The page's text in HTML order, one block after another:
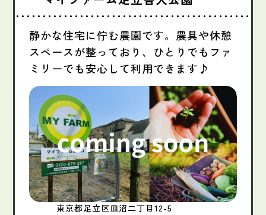
静かな住宅に佇む農園です。農具や休憩
スペースが整っており、ひとりでもファ
ミリーでも安心して利用できます♪
東京都足立区皿沼二丁目12-5